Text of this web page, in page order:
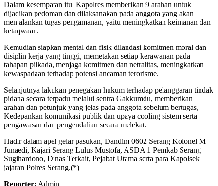
Dalam kesempatan itu, Kapolres memberikan 9 arahan untuk
dijadikan pedoman dan dilaksanakan pada anggota yang akan
menjalankan tugas pengamanan, yaitu meningkatkan keimanan dan
ketaqwaan.
Kemudian siapkan mental dan fisik dilandasi komitmen moral dan
disiplin kerja yang tinggi, memetakan setiap kerawanan pada
tahapan pilkada, menjaga komitmen dan netralitas, meningkatkan
kewaspadaan terhadap potensi ancaman terorisme.
Selanjutnya lakukan penegakan hukum terhadap pelanggaran tindak
pidana secara terpadu melalui sentra Gakkumdu, memberikan
arahan dan petunjuk yang jelas pada anggota sebelum bertugas,
Kedepankan komunikasi publik dan upaya cooling sistem serta
pengawasan dan pengendalian secara melekat.
Hadir dalam apel gelar pasukan, Dandim 0602 Serang Kolonel M
Junaedi, Kajari Serang Lulus Mustofa, ASDA 1 Pemkab Serang
Sugihardono, Dinas Terkait, Pejabat Utama serta para Kapolsek
jajaran Polres Serang.(*)
Reporter: Admin